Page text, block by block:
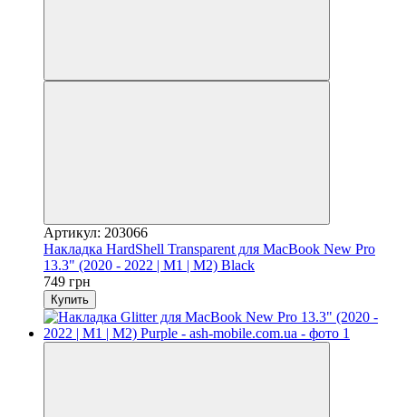
Артикул: 203066
Накладка HardShell Transparent для MacBook New Pro
13.3" (2020 - 2022 | M1 | M2) Black
749 грн
Купить